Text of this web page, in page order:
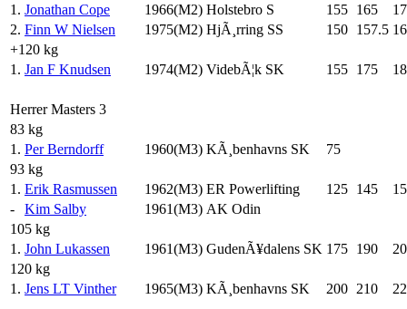
1. Jonathan Cope 1966(M2) Holstebro S 155 165
2. Finn W Nielsen 1975(M2) HjÃ¸rring SS 150 157.5
+120 kg
1. Jan F Knudsen 1974(M2) VidebÃ¦k SK 155 175
Herrer Masters 3
83 kg
1. Per Berndorff 1960(M3) KÃ¸benhavns SK
75
93 kg
1. Erik Rasmussen 1962(M3) ER Powerlifting 125 145
-
Kim Salby 1961(M3) AK Odin
105 kg
1. John Lukassen 1961(M3) GudenÃ¥dalens SK 175 190
120 kg
1. Jens LT Vinther 1965(M3) KÃ¸benhavns SK 200 210